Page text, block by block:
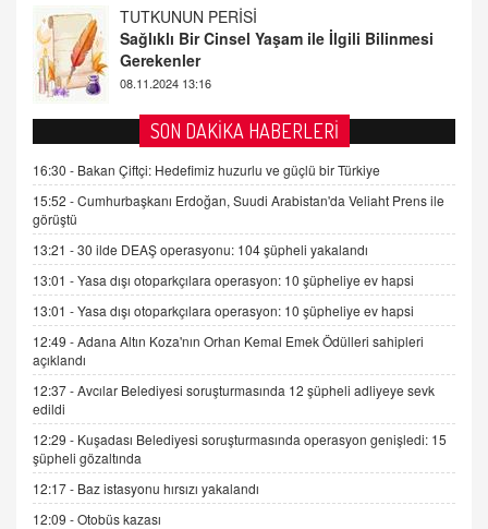
FARUK ÖNALAN
Tezkere Onaylanmasaydı…
2 Kasım 2021 Salı 00:11
AV. DOĞAN CAN DOĞAN
Kişisel verilerin korunması ve dijital hukukun
gelişimi
15.09.2025 16:17
SEHER EREK
Kış Ayları Geldi, Hangi Önlemler Alınmalı?
9.12.2025 10:11
İNCİ GÜL AKÖL
06.07.2026 13:00
ADEM AKÖL
Esed Destekçilerinin Yüzüne Vurulan Şamar:
Sednaya
11.12.2024 12:30
SON DAKİKA HABERLERİ
16:30 - Bakan Çiftçi: Hedefimiz huzurlu ve güçlü bir Türkiye
15:52 -Cumhurbaşkanı Erdoğan, Suudi Arabistan'da Veliaht Prens ile
görüştü
13:21 -30 ilde DEAŞ operasyonu: 104 şüpheli yakalandı
13:01 -Yasa dışı otoparkçılara operasyon: 10 şüpheliye ev hapsi
13:01 -Yasa dışı otoparkçılara operasyon: 10 şüpheliye ev hapsi
12:49 -Adana Altın Koza'nın Orhan Kemal Emek Ödülleri sahipleri
açıklandı
12:37 -Avcılar Belediyesi soruşturmasında 12 şüpheli adliyeye sevk
edildi
12:29 - Kuşadası Belediyesi soruşturmasında operasyon genişledi: 15
şüpheli gözaltında
12:17 - Baz istasyonu hırsızı yakalandı
12:09 -Otobüs kazası